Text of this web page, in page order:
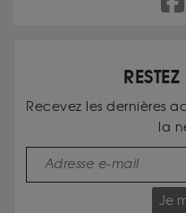
Recevez les dernières
la
Je